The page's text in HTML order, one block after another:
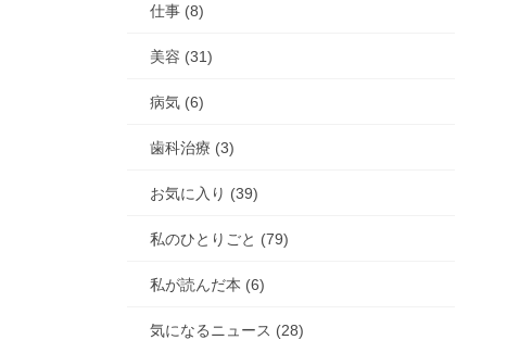
仕事 (8)
美容 (31)
病気 (6)
歯科治療 (3)
お気に入り (39)
私のひとりごと (79)
私が読んだ本 (6)
気になるニュース (28)